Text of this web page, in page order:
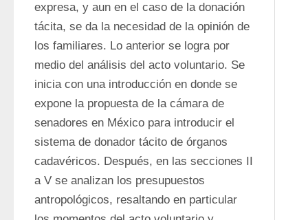
expresa, y aun en el caso de la donación
tácita, se da la necesidad de la opinión de
los familiares. Lo anterior se logra por
medio del análisis del acto voluntario. Se
inicia con una introducción en donde se
expone la propuesta de la cámara de
senadores en México para introducir el
sistema de donador tácito de órganos
cadavéricos. Después, en las secciones II
a V se analizan los presupuestos
antropológicos, resaltando en particular